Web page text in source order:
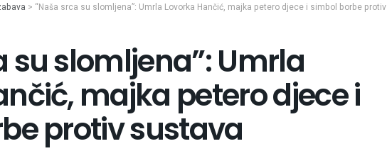
> “Naša srca su slomljena”: Umrla Lovorka Hančić, majka petero djece i simbol borbe protiv
su slomljena”: Umrla
majka petero djece i
protiv sustava